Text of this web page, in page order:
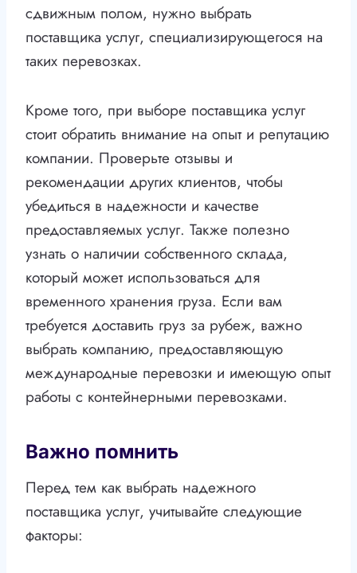
сдвижным полом, нужно выбрать
поставщика услуг, специализирующегося на
таких перевозках.
Кроме того, при выборе поставщика услуг
стоит обратить внимание на опыт и репутацию
компании. Проверьте отзывы и
рекомендации других клиентов, чтобы
убедиться в надежности и качестве
предоставляемых услуг. Также полезно
узнать о наличии собственного склада,
который может использоваться для
временного хранения груза. Если вам
требуется доставить груз за рубеж, важно
выбрать компанию, предоставляющую
международные перевозки и имеющую опыт
работы с контейнерными перевозками.
Важно помнить
Перед тем как выбрать надежного
поставщика услуг, учитывайте следующие
факторы: